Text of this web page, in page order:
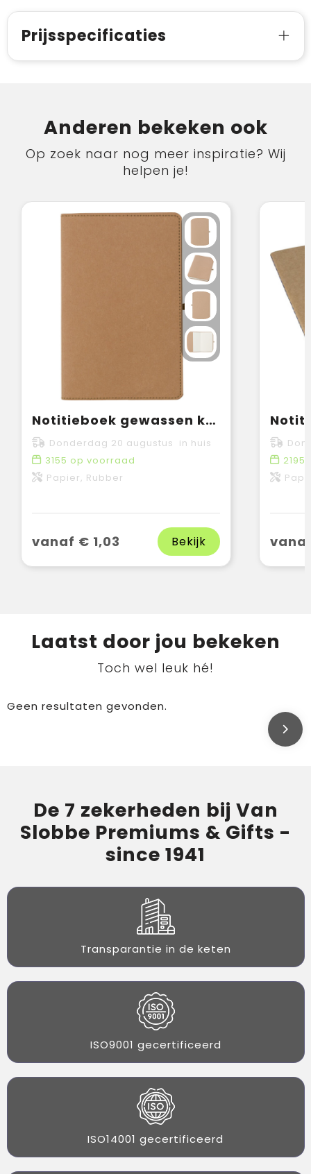
Prijsspecificaties
Anderen bekeken ook
Op zoek naar nog meer inspiratie? Wij
helpen je!
Notitieboek gewassen kraftpapier Johanna Original
Donderdag 20 augustus in huis
3155 op voorraad
Papier, Rubber
vanaf € 1,03 Bekijk
2195
Laatst door jou bekeken
Toch wel leuk hé!
Geen resultaten gevonden.
De 7 zekerheden bij Van
Slobbe Premiums & Gifts -
since 1941
Transparantie in de keten
ISO9001 gecertificeerd
ISO14001 gecertificeerd